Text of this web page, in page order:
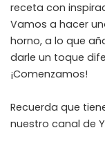
receta con
Vamos a hacer
horno, a lo que
darle un toque
¡Comenzamos!
Recuerda que
nuestro canal de